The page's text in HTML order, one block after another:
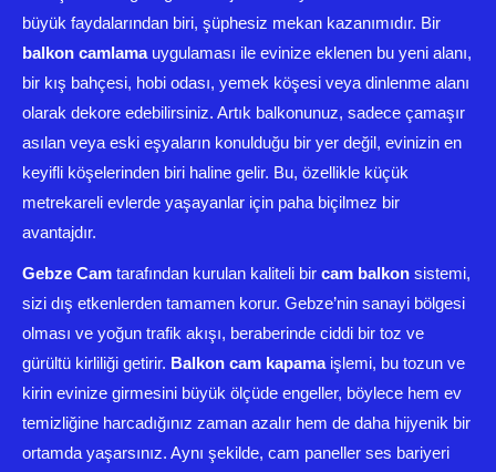
büyük faydalarından biri, şüphesiz mekan kazanımıdır. Bir
balkon camlamauygulaması ile evinize eklenen bu yeni alanı,
bir kış bahçesi, hobi odası, yemek köşesi veya dinlenme alanı
olarak dekore edebilirsiniz. Artık balkonunuz, sadece çamaşır
asılan veya eski eşyaların konulduğu bir yer değil, evinizin en
keyifli köşelerinden biri haline gelir. Bu, özellikle küçük
metrekareli evlerde yaşayanlar için paha biçilmez bir
avantajdır.
Gebze Cam tarafından kurulan kaliteli bir cam balkon sistemi,
sizi dış etkenlerden tamamen korur. Gebze’nin sanayi bölgesi
olması ve yoğun trafik akışı, beraberinde ciddi bir toz ve
gürültü kirliliği getirir. Balkon cam kapamaişlemi, bu tozun ve
kirin evinize girmesini büyük ölçüde engeller, böylece hem ev
temizliğine harcadığınız zaman azalır hem de daha hijyenik bir
ortamda yaşarsınız. Aynı şekilde, cam paneller ses bariyeri